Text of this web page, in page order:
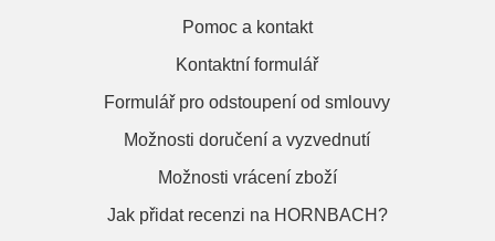
Pomoc a kontakt
Kontaktní formulář
Formulář pro odstoupení od smlouvy
Možnosti doručení a vyzvednutí
Možnosti vrácení zboží
Jak přidat recenzi na HORNBACH?